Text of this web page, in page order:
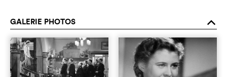
GALERIE PHOTOS o